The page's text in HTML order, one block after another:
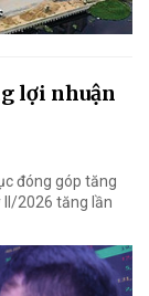
lợi nhuận
đóng góp tăng
2026 tăng lần